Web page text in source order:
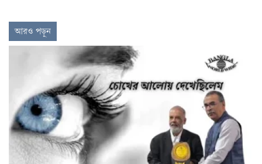
আরও পড়ুন